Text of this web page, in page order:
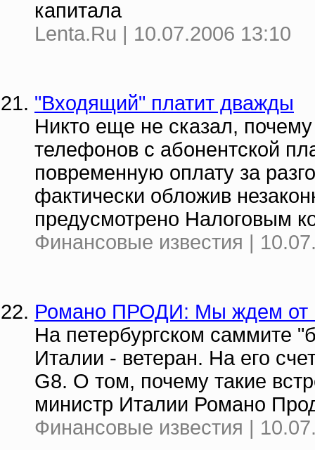
капитала
Lenta.Ru | 10.07.2006 13:10
"Входящий" платит дважды
Никто еще не сказал,
телефонов с абонентской
повременную оплату за
фактически обложив
предусмотрено Налоговым
Финансовые известия |
Романо ПРОДИ: Мы ждем от
На петербургском саммите
Италии - ветеран. На его
G8. О том, почему такие
министр Италии Романо
Финансовые известия |